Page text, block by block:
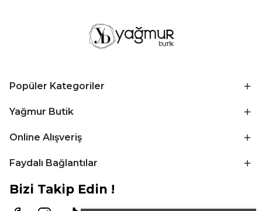
Popüler Kategoriler
Yağmur Butik
Online Alışveriş
Faydalı Bağlantılar
Bizi Takip Edin !